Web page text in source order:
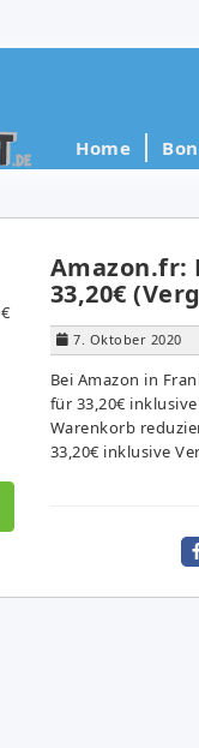
Home
Amazon.fr:
33,20€
7. Oktober 2020
Bei Amazon in
für 33,20€
Warenkorb
33,20€ inklusive